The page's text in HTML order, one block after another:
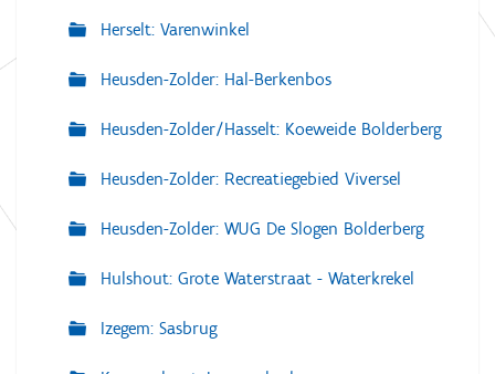
Herselt: Varenwinkel
Heusden-Zolder: Hal-Berkenbos
Heusden-Zolder/Hasselt: Koeweide Bolderberg
Heusden-Zolder: Recreatiegebied Viversel
Heusden-Zolder: WUG De Slogen Bolderberg
Hulshout: Grote Waterstraat - Waterkrekel
Izegem: Sasbrug